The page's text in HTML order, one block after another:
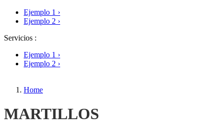
Ejemplo 1 ›
Ejemplo 2 ›
Servicios :
Ejemplo 1 ›
Ejemplo 2 ›
Home
MARTILLOS